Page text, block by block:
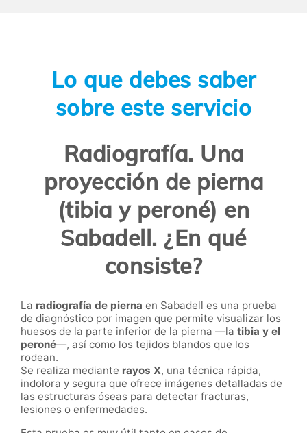
Lo que debes saber
sobre este servicio
Radiografía. Una
proyección de pierna
(tibia y peroné) en
Sabadell. ¿En qué
consiste?
La radiografía de pierna en Sabadell es una prueba
de diagnóstico por imagen que permite visualizar los
huesos de la parte inferior de la pierna —la tibia y el
peroné—, así como los tejidos blandos que los
rodean.
Se realiza mediante rayos X, una técnica rápida,
indolora y segura que ofrece imágenes detalladas de
las estructuras óseas para detectar fracturas,
lesiones o enfermedades.